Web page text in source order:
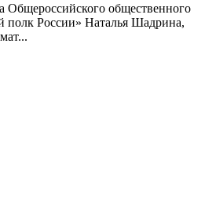
Общероссийского общественного
полк России» Наталья Шадрина,